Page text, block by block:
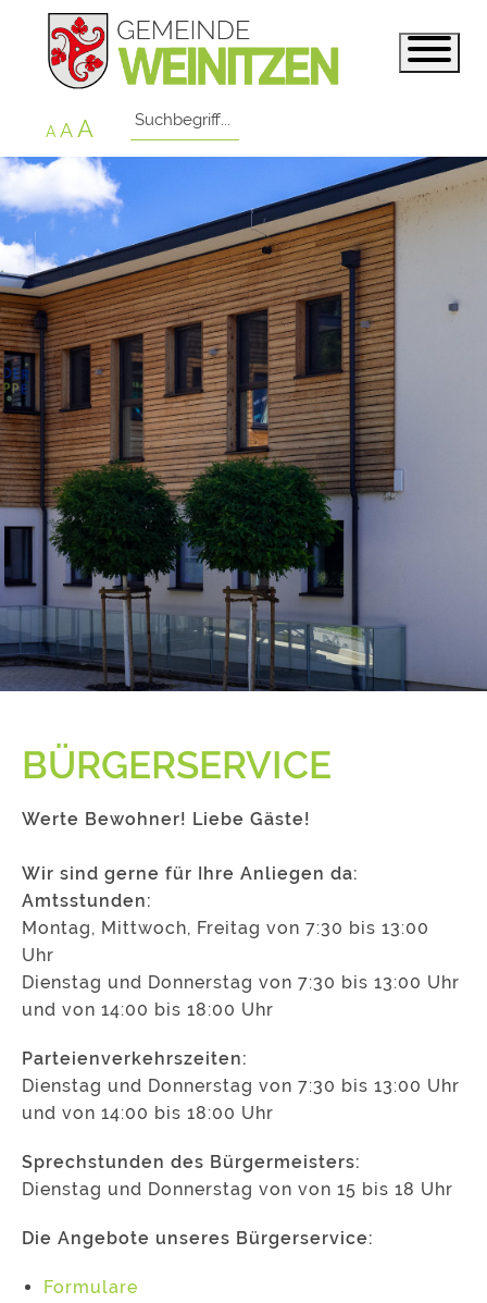
A AA
BÜRGERSERVICE
Werte Bewohner! Liebe Gäste!
Wir sind gerne für Ihre Anliegen da:
Amtsstunden:
Montag, Mittwoch, Freitag von 7:30 bis 13:00
Uhr
Dienstag und Donnerstag von 7:30 bis 13:00 Uhr
und von 14:00 bis 18:00 Uhr
Parteienverkehrszeiten:
Dienstag und Donnerstag von 7:30 bis 13:00 Uhr
und von 14:00 bis 18:00 Uhr
Sprechstunden des Bürgermeisters:
Dienstag und Donnerstag von von 15 bis 18 Uhr
Die Angebote unseres Bürgerservice:
Formulare